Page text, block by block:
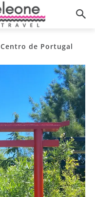
Centro de Portugal